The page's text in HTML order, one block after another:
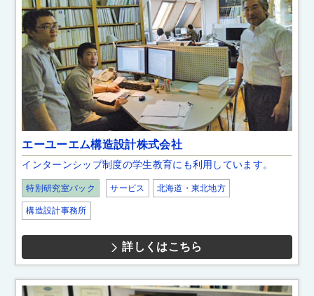
エーユーエム構造設計株式会社
インターンシップ制度の学生教育にも利用しています。
特別研究室パック サービス 北海道・東北地方
構造設計事務所
詳しくはこちら